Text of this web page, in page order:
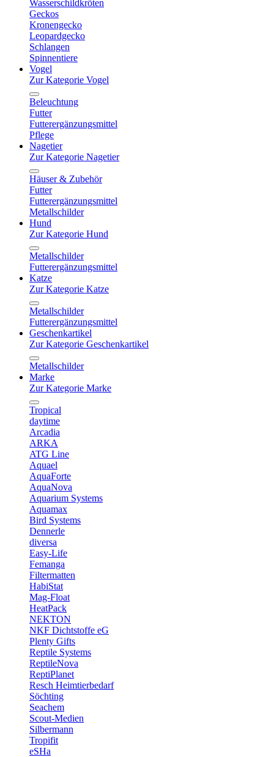
Wasserschildkröten
Geckos
Kronengecko
Leopardgecko
Schlangen
Spinnentiere
Vogel
Zur Kategorie Vogel
Beleuchtung
Futter
Futterergänzungsmittel
Pflege
Nagetier
Zur Kategorie Nagetier
Häuser & Zubehör
Futter
Futterergänzungsmittel
Metallschilder
Hund
Zur Kategorie Hund
Metallschilder
Futterergänzungsmittel
Katze
Zur Kategorie Katze
Metallschilder
Futterergänzungsmittel
Geschenkartikel
Zur Kategorie Geschenkartikel
Metallschilder
Marke
Zur Kategorie Marke
Tropical
daytime
Arcadia
ARKA
ATG Line
Aquael
AquaForte
AquaNova
Aquarium Systems
Aquamax
Bird Systems
Dennerle
diversa
Easy-Life
Femanga
Filtermatten
HabiStat
Mag-Float
HeatPack
NEKTON
NKF Dichtstoffe eG
Plenty Gifts
Reptile Systems
ReptileNova
ReptiPlanet
Resch Heimtierbedarf
Söchting
Seachem
Scout-Medien
Silbermann
Tropifit
eSHa